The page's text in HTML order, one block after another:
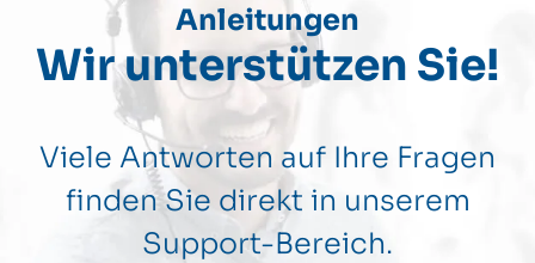
Anleitungen
Wir unterstützen Sie!
Viele Antworten auf Ihre Fragen
finden Sie direkt in unserem
Support-Bereich.